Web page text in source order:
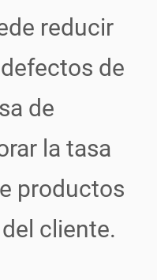
reducir
de
de
la tasa
productos
cliente.